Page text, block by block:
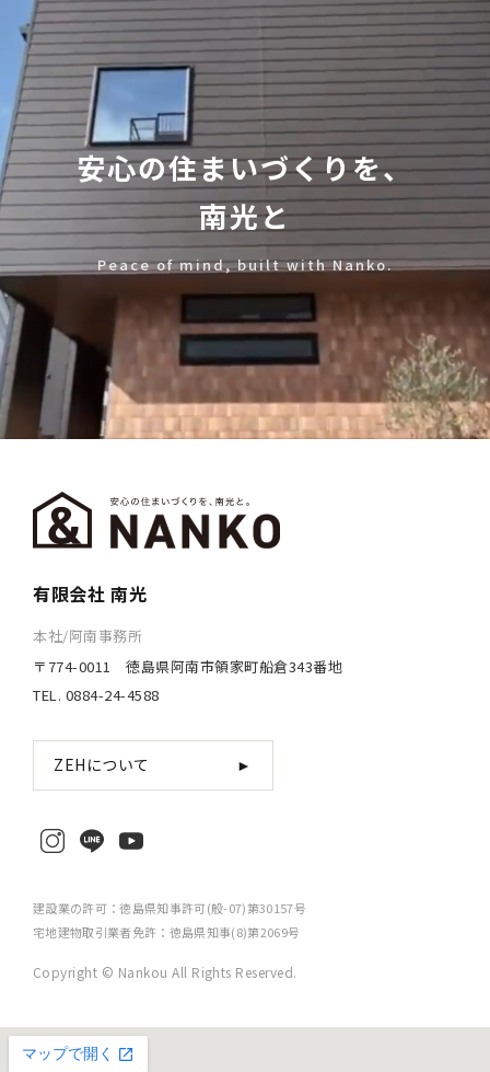
安心の住まいづくりを、
南光と
Peace of mind, built with Nanko.
有限会社 南光
本社/阿南事務所
〒774-0011 徳島県阿南市領家町船倉343番地
TEL. 0884-24-4588
ZEHについて ►
建設業の許可：徳島県知事許可(般-07)第30157号
宅地建物取引業者免許：徳島県知事(8)第2069号
Copyright © Nankou All Rights Reserved.